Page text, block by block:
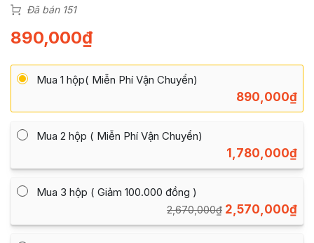
Đã bán 151
890,000₫
Mua 1 hộp( Miễn Phí Vận Chuyển)
890,000₫
Mua 2 hộp ( Miễn Phí Vận Chuyển)
1,780,000₫
Mua 3 hộp ( Giảm 100.000 đồng )
2,670,000₫ 2,570,000₫